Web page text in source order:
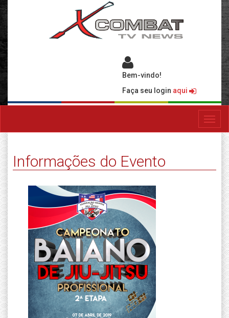
Bem-vindo!
Faça seu login aqui
Informações do Evento